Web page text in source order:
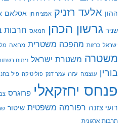
ההון אלעד רזניק אמציה חן אסלאם
שניר גרשון הכהן חמאס חרבות
ישראל כרזות מהפכה משטרית מחאה
משטרה משטרת ישראל ניתוח
בורין עוצמה עזה עמר דנק פוליטיקה פיל
פנחס יחזקאלי פרוגרס
רועי צזנה רפורמה משפטית שיטור
תרבות ארגונית